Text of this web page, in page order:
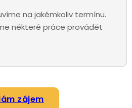
na jakémkoliv termínu.
některé práce provádět
zájem